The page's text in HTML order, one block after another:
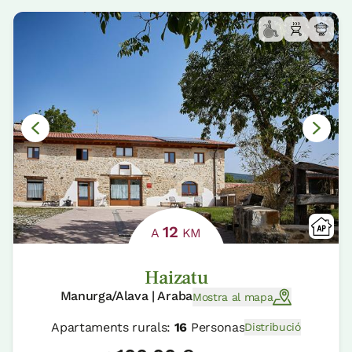
A12 KM
Haizatu
Manurga/Alava | ArabaMostra al mapa
Apartaments rurals: 16 PersonasDistribució